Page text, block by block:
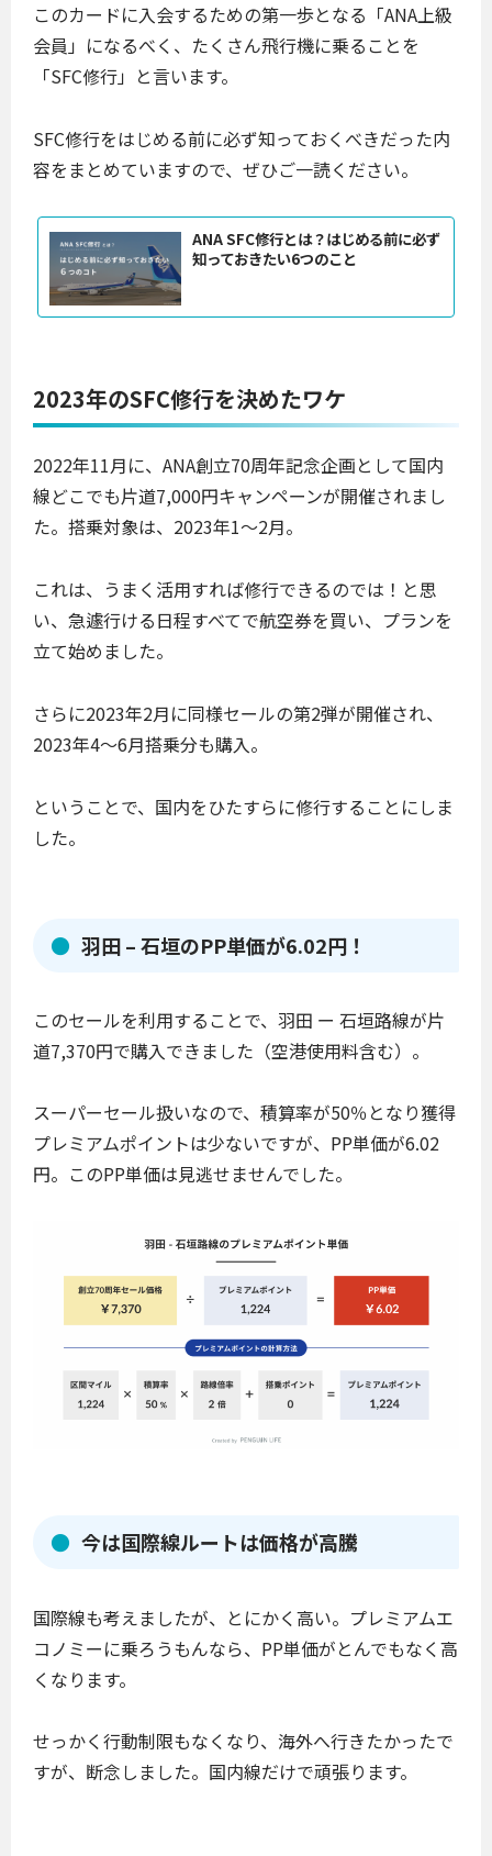
このカードに入会するための第一歩となる「ANA上級
会員」になるべく、たくさん飛行機に乗ることを
「SFC修行」と言います。
SFC修行をはじめる前に必ず知っておくべきだった内
容をまとめていますので、ぜひご一読ください。
ANA SFC修行とは？はじめる前に必ず
知っておきたい6つのこと
2023年のSFC修行を決めたワケ
2022年11月に、ANA創立70周年記念企画として国内
線どこでも片道7,000円キャンペーンが開催されまし
た。搭乗対象は、2023年1〜2月。
これは、うまく活用すれば修行できるのでは！と思
い、急遽行ける日程すべてで航空券を買い、プランを
立て始めました。
さらに2023年2月に同様セールの第2弾が開催され、
2023年4〜6月搭乗分も購入。
ということで、国内をひたすらに修行することにしま
した。
羽田 – 石垣のPP単価が6.02円！
このセールを利用することで、羽田 ー 石垣路線が片
道7,370円で購入できました（空港使用料含む）。
スーパーセール扱いなので、積算率が50％となり獲得
プレミアムポイントは少ないですが、PP単価が6.02
円。このPP単価は見逃せませんでした。
今は国際線ルートは価格が高騰
国際線も考えましたが、とにかく高い。プレミアムエ
コノミーに乗ろうもんなら、PP単価がとんでもなく高
くなります。
せっかく行動制限もなくなり、海外へ行きたかったで
すが、断念しました。国内線だけで頑張ります。